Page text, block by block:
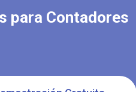
para Contadores